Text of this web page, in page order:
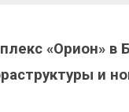
«Орион» в
и